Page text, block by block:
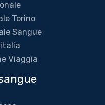
Torino
Sangue
Viaggia